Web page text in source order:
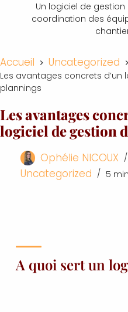
Un logiciel de
coordination des
Accueil Uncategorized
Les avantages concrets d’un
plannings
Les avantages
logiciel de gestion
Ophélie NICOUX
Uncategorized 5 min
A quoi sert un